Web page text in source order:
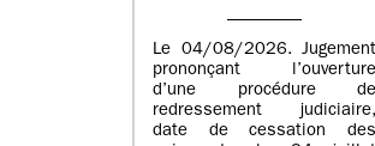
Le 04/08/2026. Jugement
prononçant l’ouverture
d’une procédure de
redressement judiciaire,
date de cessation des